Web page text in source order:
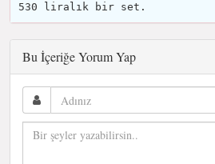
530 liralık bir set.
Bu İçeriğe Yorum Yap